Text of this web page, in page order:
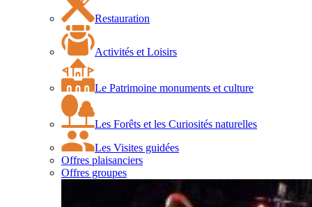
Restauration
Activités et Loisirs
Le Patrimoine monuments et culture
Les Forêts et les Curiosités naturelles
Les Visites guidées
Offres plaisanciers
Offres groupes